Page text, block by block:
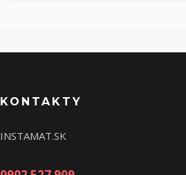
KONTAKTY
INSTAMAT.SK